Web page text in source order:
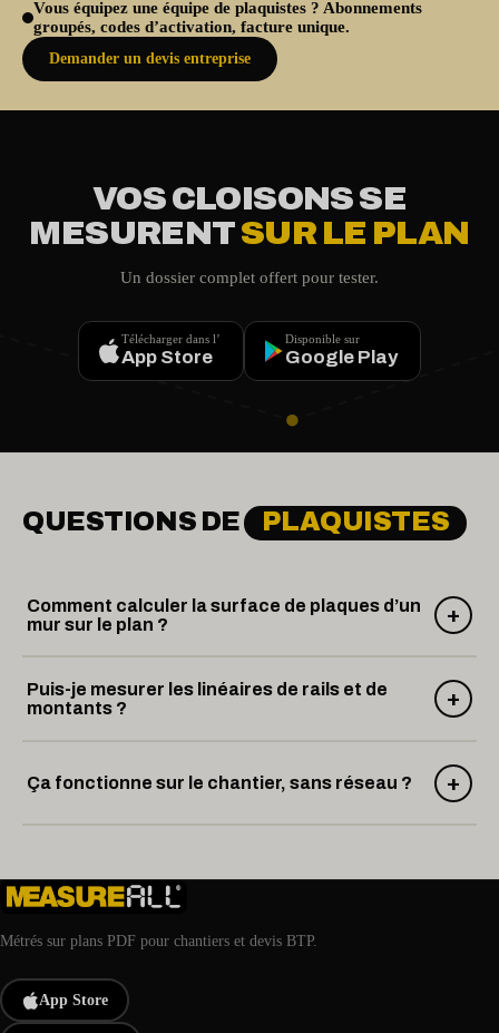
Vous équipez une équipe de plaquistes ? Abonnements
groupés, codes d’activation, facture unique.
Demander un devis entreprise
VOS CLOISONS SE
MESURENTSUR LE PLAN
Un dossier complet offert pour tester.
Télécharger dans l’
App Store
Disponible sur
Google Play
QUESTIONS DE PLAQUISTES
Comment calculer la surface de plaques d’un
mur sur le plan ?
+
Puis-je mesurer les linéaires de rails et de
montants ?
+
Ça fonctionne sur le chantier, sans réseau ? +
Métrés sur plans PDF pour chantiers et devis BTP.
App Store